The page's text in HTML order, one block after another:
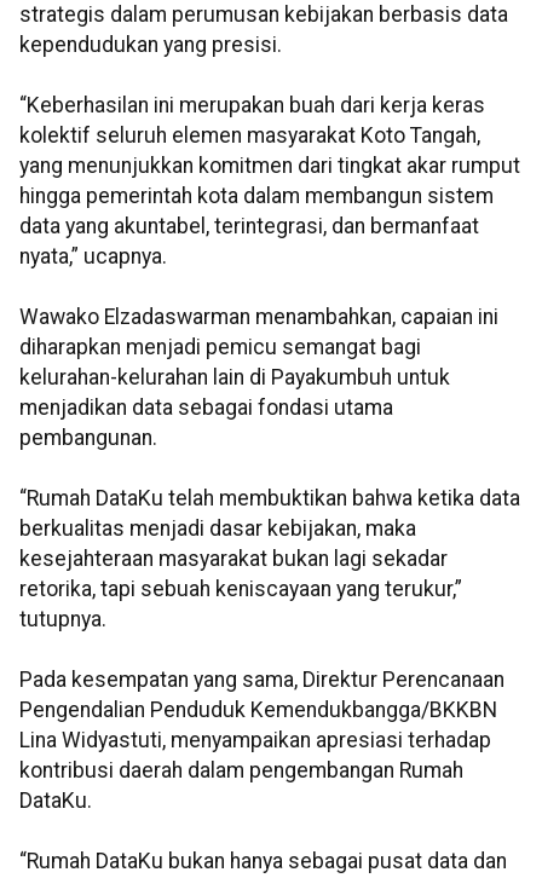
strategis dalam perumusan kebijakan berbasis data
kependudukan yang presisi.
“Keberhasilan ini merupakan buah dari kerja keras
kolektif seluruh elemen masyarakat Koto Tangah,
yang menunjukkan komitmen dari tingkat akar rumput
hingga pemerintah kota dalam membangun sistem
data yang akuntabel, terintegrasi, dan bermanfaat
nyata,” ucapnya.
Wawako Elzadaswarman menambahkan, capaian ini
diharapkan menjadi pemicu semangat bagi
kelurahan-kelurahan lain di Payakumbuh untuk
menjadikan data sebagai fondasi utama
pembangunan.
“Rumah DataKu telah membuktikan bahwa ketika data
berkualitas menjadi dasar kebijakan, maka
kesejahteraan masyarakat bukan lagi sekadar
retorika, tapi sebuah keniscayaan yang terukur,”
tutupnya.
Pada kesempatan yang sama, Direktur Perencanaan
Pengendalian Penduduk Kemendukbangga/BKKBN
Lina Widyastuti, menyampaikan apresiasi terhadap
kontribusi daerah dalam pengembangan Rumah
DataKu.
“Rumah DataKu bukan hanya sebagai pusat data dan